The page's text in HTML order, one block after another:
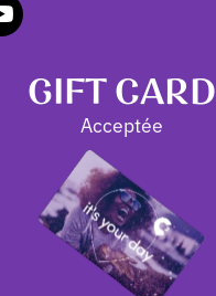
GIFT CARD
Acceptée